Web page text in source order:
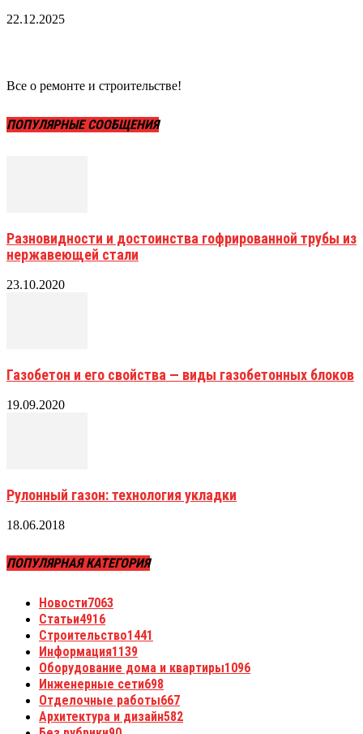
22.12.2025
Все о ремонте и строительстве!
ПОПУЛЯРНЫЕ СООБЩЕНИЯ
Разновидности и достоинства гофрированной трубы из
нержавеющей стали
23.10.2020
Газобетон и его свойства — виды газобетонных блоков
19.09.2020
Рулонный газон: технология укладки
18.06.2018
ПОПУЛЯРНАЯ КАТЕГОРИЯ
Новости7063
Статьи4916
Строительство1441
Информация1139
Оборудование дома и квартиры1096
Инженерные сети698
Отделочные работы667
Архитектура и дизайн582